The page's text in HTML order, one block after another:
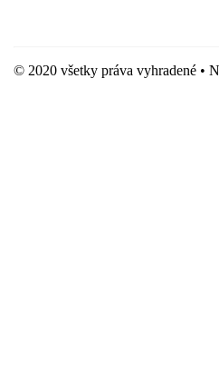
© 2020 všetky práva vyhradené •